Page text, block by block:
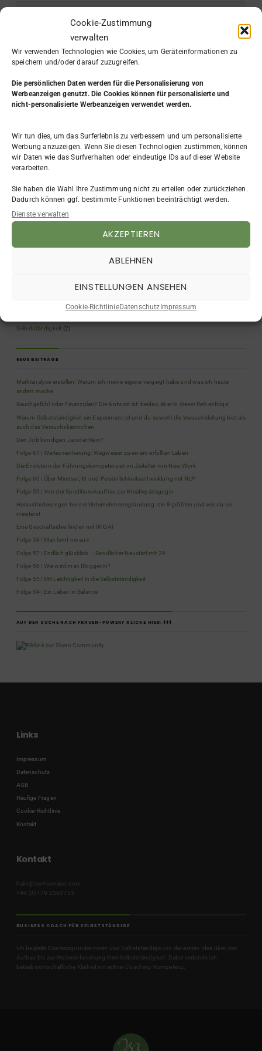
Cookie-Zustimmung
verwalten
Wir verwenden Technologien wie Cookies, um Geräteinformationen zu
speichern und/oder darauf zuzugreifen.
Die persönlichen Daten werden für die Personalisierung von
Werbeanzeigen genutzt. Die Cookies können für personalisierte und
nicht-personalisierte Werbeanzeigen verwendet werden.
Wir tun dies, um das Surferlebnis zu verbessern und um personalisierte
Werbung anzuzeigen. Wenn Sie diesen Technologien zustimmen, können
wir Daten wie das Surfverhalten oder eindeutige IDs auf dieser Website
verarbeiten.
Sie haben die Wahl Ihre Zustimmung nicht zu erteilen oder zurückziehen.
Dadurch können ggf. bestimmte Funktionen beeinträchtigt werden.
Dienste verwalten
AKZEPTIEREN
ABLEHNEN
EINSTELLUNGEN ANSEHEN
Cookie-RichtlinieDatenschutzImpressum
KATEGORIE
Aus dem Leben(7)
Bewerbung (4)
Existenzgründung (9)
FAQ(3)
Selbstständigkeit (2)
NEUE BEITRÄGE
Marktanalyse erstellen: Warum ich meine eigene vergeigt habe und was ich heute
anders mache
Bauchgefühl oder Finanzplan? Die Antwort ist: beides, aber in dieser Reihenfolge
Warum Selbstständigkeit ein Experiment ist und du sowohl die Versuchsleitung bist als
auch das Versuchskaninchen
Den Job kündigen Ja oder Nein?
Folge 61 | Werteorientierung: Wegweiser zu einem erfüllten Leben
Die Evolution der Führungskompetenzen im Zeitalter von New Work
Folge 60 | Über Mindset, KI und Persönlichkeitsentwicklung mit NLP
Folge 59 | Von der Speditionskauffrau zur Kreativpädagogin
Herausforderungen bei der Unternehmensgründung: die 8 größten und wie du sie
meisterst
Eine Geschäftsidee finden mit IKIGAI
Folge 58 | Man lernt nie aus
Folge 57 | Endlich glücklich – Beruflicher Neustart mit 39
Folge 56 | Wie wird man Blogger:in?
Folge 55 | Mit Leichtigkeit in die Selbstständigkeit
Folge 54 | Ein Leben in Balance
AUF DER SUCHE NACH FRAUEN-POWER? KLICKE HIER: ⬇️⬇️⬇️
Links
Impressum
Datenschutz
AGB
Häufige Fragen
Cookie-Richtlinie
Kontakt
Kontakt
hallo@isa-hiemann.com
+49 (0) 170 2360733
BUSINESS COACH FÜR SELBSTSTÄNDIGE
Ich begleite Existenzgründer:innen und Selbstständige von der ersten Idee über den
Aufbau bis zur Weiterentwicklung ihrer Selbstständigkeit. Dabei verbinde ich
betriebswirtschaftliche Klarheit mit echter Coaching-Kompetenz.